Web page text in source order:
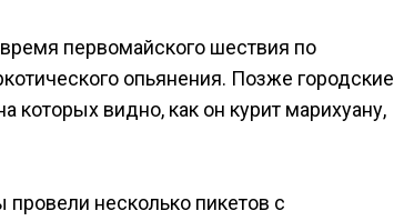
первомайского шествия по
опьянения. Позже городские
видно, как он курит марихуану,
несколько пикетов с